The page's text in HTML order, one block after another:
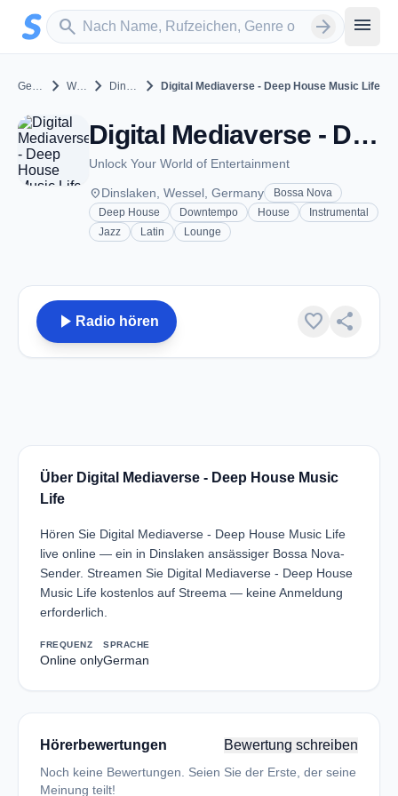
Zum Hauptinhalt springen
search
Sender suchen arrow_forward menu
Germany chevron_right Wessel chevron_right Dinslaken chevron_right Digital Mediaverse - Deep House Music Life
Digital Mediaverse - Deep House Music Life - Dinslaken
Unlock Your World of Entertainment
placeDinslaken, Wessel, Germany
Bossa Nova
Deep House
Downtempo House
Instrumental
Jazz
Latin Lounge
play_arrow Radio hören favorite share
Über Digital Mediaverse - Deep House Music
Life
Hören Sie Digital Mediaverse - Deep House Music Life
live online — ein in Dinslaken ansässiger Bossa Nova-
Sender. Streamen Sie Digital Mediaverse - Deep House
Music Life kostenlos auf Streema — keine Anmeldung
erforderlich.
FREQUENZ
Online only
SPRACHE
German
Hörerbewertungen Bewertung schreiben
Noch keine Bewertungen. Seien Sie der Erste, der seine
Meinung teilt!